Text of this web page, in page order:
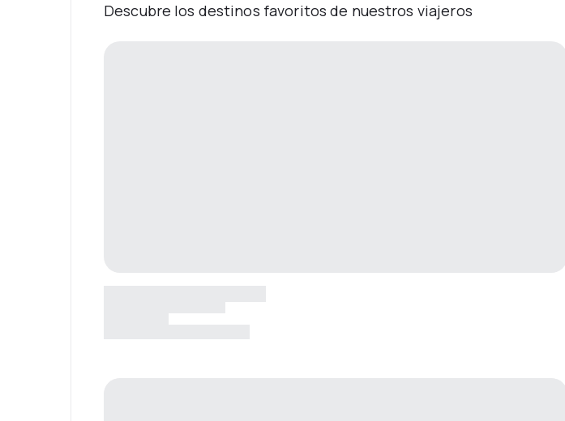
Descubre los destinos favoritos de nuestros viajeros